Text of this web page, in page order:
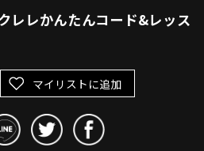
レレかんたんコード&レッス
マイリストに追加